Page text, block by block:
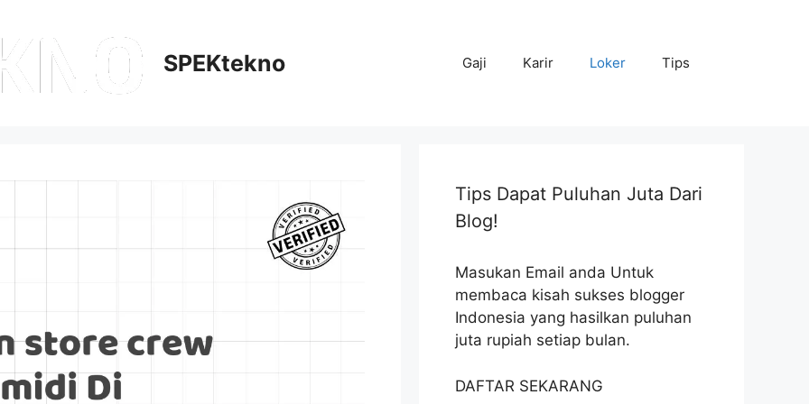
SPEKtekno Gaji Karir Loker Tips
Tips Dapat Puluhan Juta Dari
Blog!
Masukan Email anda Untuk
membaca kisah sukses blogger
Indonesia yang hasilkan puluhan
juta rupiah setiap bulan.
DAFTAR SEKARANG